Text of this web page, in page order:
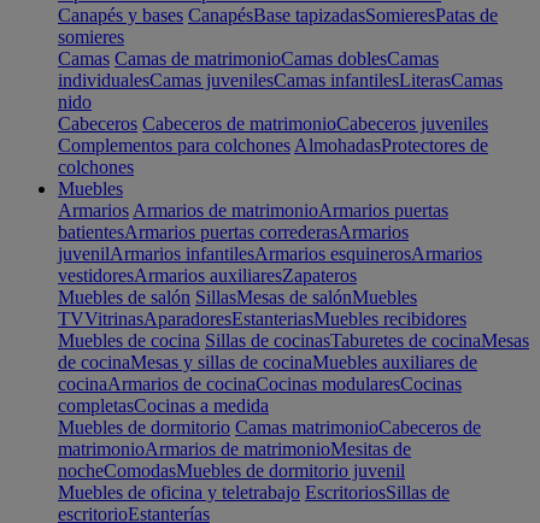
Canapés y bases CanapésBase tapizadasSomieresPatas de
somieres
Camas Camas de matrimonioCamas doblesCamas
individualesCamas juvenilesCamas infantilesLiterasCamas
nido
Cabeceros Cabeceros de matrimonioCabeceros juveniles
Complementos para colchones AlmohadasProtectores de
colchones
Muebles
Armarios Armarios de matrimonioArmarios puertas
batientesArmarios puertas correderasArmarios
juvenilArmarios infantilesArmarios esquinerosArmarios
vestidoresArmarios auxiliaresZapateros
Muebles de salón SillasMesas de salónMuebles
TVVitrinasAparadoresEstanteriasMuebles recibidores
Muebles de cocina Sillas de cocinasTaburetes de cocinaMesas
de cocinaMesas y sillas de cocinaMuebles auxiliares de
cocinaArmarios de cocinaCocinas modularesCocinas
completasCocinas a medida
Muebles de dormitorio Camas matrimonioCabeceros de
matrimonioArmarios de matrimonioMesitas de
nocheComodasMuebles de dormitorio juvenil
Muebles de oficina y teletrabajo EscritoriosSillas de
escritorioEstanterías